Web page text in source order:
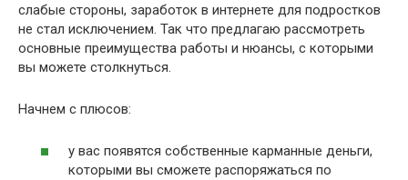
слабые стороны, заработок в интернете для подростков
не стал исключением. Так что предлагаю рассмотреть
основные преимущества работы и нюансы, с которыми
вы можете столкнуться.
Начнем с плюсов:
у вас появятся собственные карманные деньги,
которыми вы сможете распоряжаться по